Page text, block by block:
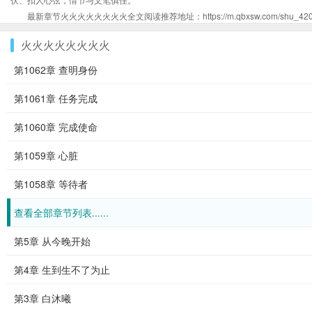
最新章节火火火火火火火火全文阅读推荐地址：https://m.qbxsw.com/
火火火火火火火火
第1062章 查明身份
第1061章 任务完成
第1060章 完成使命
第1059章 心脏
第1058章 等待者
查看全部章节列表......
第5章 从今晚开始
第4章 生到生不了为止
第3章 白沐曦